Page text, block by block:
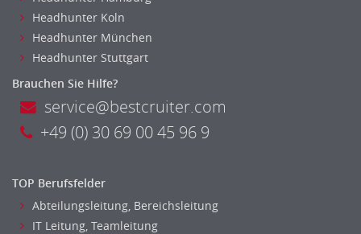
Headhunter Koln
Headhunter München
Headhunter Stuttgart
Brauchen Sie Hilfe?
service@bestcruiter.com
+49 (0) 30 69 00 45 96 9
TOP Berufsfelder
Abteilungsleitung, Bereichsleitung
IT Leitung, Teamleitung